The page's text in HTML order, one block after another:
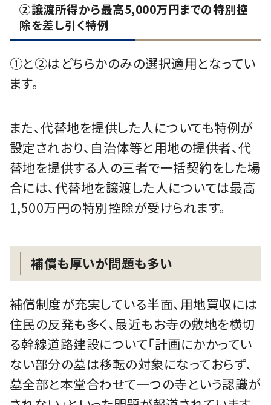
②譲渡所得から最高5,000万円までの特別控
除を差し引く特例
①と②はどちらかのみの選択適用となってい
ます。
また、代替地を提供した人についても特例が
設定されおり、自治体等と用地の提供者、代
替地を提供する人の三者で一括契約をした場
合には、代替地を譲渡した人については最高
1,500万円の特別控除が受けられます。
補償も厚いが問題も多い
補償制度が充実している半面、用地買収には
住民の反発も多く、最近もお寺の敷地を横切
る幹線道路建設について「計画にかかってい
ない部分の墓は移転の対象になっておらず、
墓全部と本堂合わせて一つの寺という認識が